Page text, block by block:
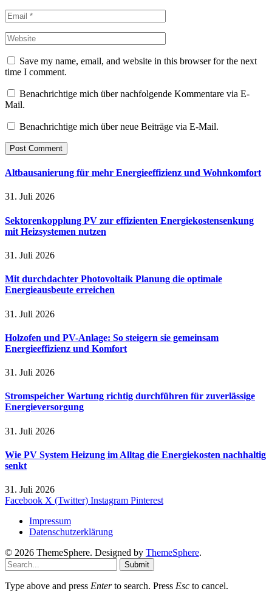
Save my name, email, and website in this browser for the next
time I comment.
Benachrichtige mich über nachfolgende Kommentare via E-
Mail.
Benachrichtige mich über neue Beiträge via E-Mail.
Altbausanierung für mehr Energieeffizienz und Wohnkomfort
31. Juli 2026
Sektorenkopplung PV zur effizienten Energiekostensenkung
mit Heizsystemen nutzen
31. Juli 2026
Mit durchdachter Photovoltaik Planung die optimale
Energieausbeute erreichen
31. Juli 2026
Holzofen und PV-Anlage: So steigern sie gemeinsam
Energieeffizienz und Komfort
31. Juli 2026
Stromspeicher Wartung richtig durchführen für zuverlässige
Energieversorgung
31. Juli 2026
Wie PV System Heizung im Alltag die Energiekosten nachhaltig
senkt
31. Juli 2026
Facebook X (Twitter) Instagram Pinterest
Impressum
Datenschutzerklärung
© 2026 ThemeSphere. Designed by ThemeSphere.
Submit
Type above and press Enterto search. Press Esc to cancel.